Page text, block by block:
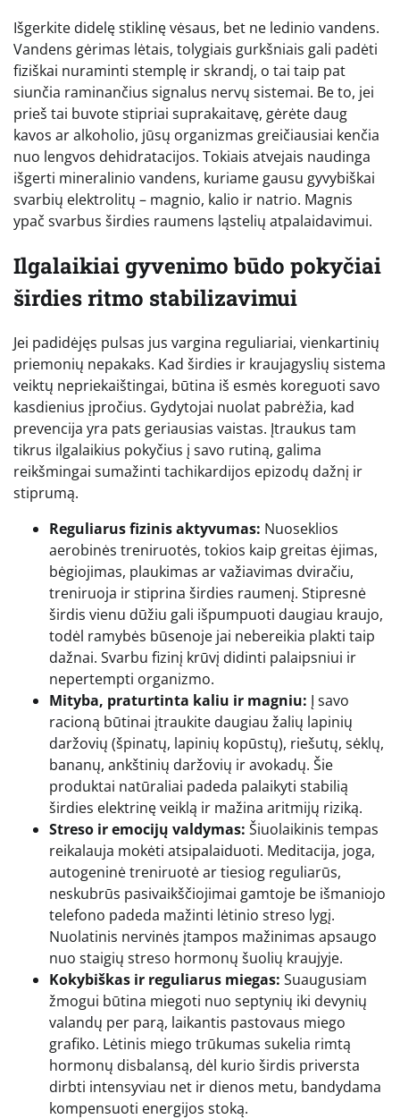
Išgerkite didelę stiklinę vėsaus, bet ne ledinio vandens.
Vandens gėrimas lėtais, tolygiais gurkšniais gali padėti
fiziškai nuraminti stemplę ir skrandį, o tai taip pat
siunčia raminančius signalus nervų sistemai. Be to, jei
prieš tai buvote stipriai suprakaitavę, gėrėte daug
kavos ar alkoholio, jūsų organizmas greičiausiai kenčia
nuo lengvos dehidratacijos. Tokiais atvejais naudinga
išgerti mineralinio vandens, kuriame gausu gyvybiškai
svarbių elektrolitų – magnio, kalio ir natrio. Magnis
ypač svarbus širdies raumens ląstelių atpalaidavimui.
Ilgalaikiai gyvenimo būdo pokyčiai
širdies ritmo stabilizavimui
Jei padidėjęs pulsas jus vargina reguliariai, vienkartinių
priemonių nepakaks. Kad širdies ir kraujagyslių sistema
veiktų nepriekaištingai, būtina iš esmės koreguoti savo
kasdienius įpročius. Gydytojai nuolat pabrėžia, kad
prevencija yra pats geriausias vaistas. Įtraukus tam
tikrus ilgalaikius pokyčius į savo rutiną, galima
reikšmingai sumažinti tachikardijos epizodų dažnį ir
stiprumą.
Reguliarus fizinis aktyvumas: Nuoseklios
aerobinės treniruotės, tokios kaip greitas ėjimas,
bėgiojimas, plaukimas ar važiavimas dviračiu,
treniruoja ir stiprina širdies raumenį. Stipresnė
širdis vienu dūžiu gali išpumpuoti daugiau kraujo,
todėl ramybės būsenoje jai nebereikia plakti taip
dažnai. Svarbu fizinį krūvį didinti palaipsniui ir
nepertempti organizmo.
Mityba, praturtinta kaliu ir magniu: Į savo
racioną būtinai įtraukite daugiau žalių lapinių
daržovių (špinatų, lapinių kopūstų), riešutų, sėklų,
bananų, ankštinių daržovių ir avokadų. Šie
produktai natūraliai padeda palaikyti stabilią
širdies elektrinę veiklą ir mažina aritmijų riziką.
Streso ir emocijų valdymas: Šiuolaikinis tempas
reikalauja mokėti atsipalaiduoti. Meditacija, joga,
autogeninė treniruotė ar tiesiog reguliarūs,
neskubrūs pasivaikščiojimai gamtoje be išmaniojo
telefono padeda mažinti lėtinio streso lygį.
Nuolatinis nervinės įtampos mažinimas apsaugo
nuo staigių streso hormonų šuolių kraujyje.
Kokybiškas ir reguliarus miegas: Suaugusiam
žmogui būtina miegoti nuo septynių iki devynių
valandų per parą, laikantis pastovaus miego
grafiko. Lėtinis miego trūkumas sukelia rimtą
hormonų disbalansą, dėl kurio širdis priversta
dirbti intensyviau net ir dienos metu, bandydama
kompensuoti energijos stoką.